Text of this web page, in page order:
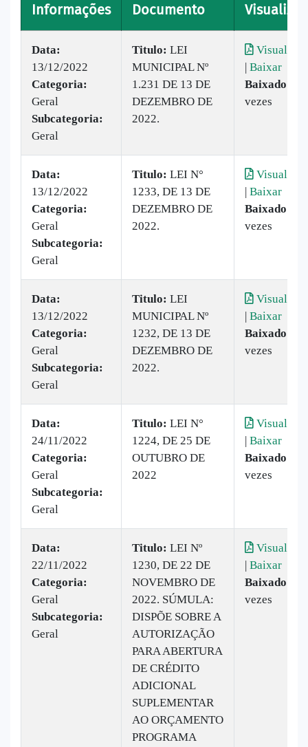
Informações Documento Visualizar
Data:
13/12/2022
Categoria:
Geral
Subcategoria:
Geral
Titulo: LEI
MUNICIPAL Nº
1.231 DE 13 DE
DEZEMBRO DE
2022.
Visualizar
| Baixar
Baixado:
vezes
Data:
13/12/2022
Categoria:
Geral
Subcategoria:
Geral
Titulo: LEI N°
1233, DE 13 DE
DEZEMBRO DE
2022.
Visualizar
| Baixar
Baixado:
vezes
Data:
13/12/2022
Categoria:
Geral
Subcategoria:
Geral
Titulo: LEI
MUNICIPAL Nº
1232, DE 13 DE
DEZEMBRO DE
2022.
Visualizar
| Baixar
Baixado:
vezes
Data:
24/11/2022
Categoria:
Geral
Subcategoria:
Geral
Titulo: LEI N°
1224, DE 25 DE
OUTUBRO DE
2022
Visualizar
| Baixar
Baixado:
vezes
Data:
22/11/2022
Categoria:
Geral
Subcategoria:
Geral
Titulo: LEI Nº
1230, DE 22 DE
NOVEMBRO DE
2022. SÚMULA:
DISPÕE SOBRE A
AUTORIZAÇÃO
PARA ABERTURA
DE CRÉDITO
ADICIONAL
SUPLEMENTAR
AO ORÇAMENTO
PROGRAMA
Visualizar
| Baixar
Baixado:
vezes